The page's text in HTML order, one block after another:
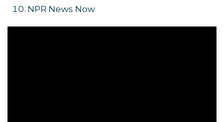
NPR News Now